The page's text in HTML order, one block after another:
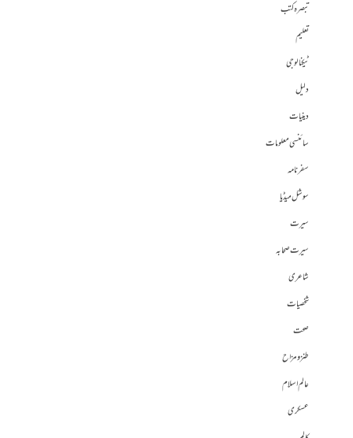
تبصرہ کتب
تعلیم
ٹیکنالوجی
دلیل
دینیات
سائنسی معلومات
سفرنامہ
سوشل میڈیا
سیرت
سیرت صحابہ
شاعری
شخصیات
صحت
طنز و مزاح
عالم اسلام
عسکری